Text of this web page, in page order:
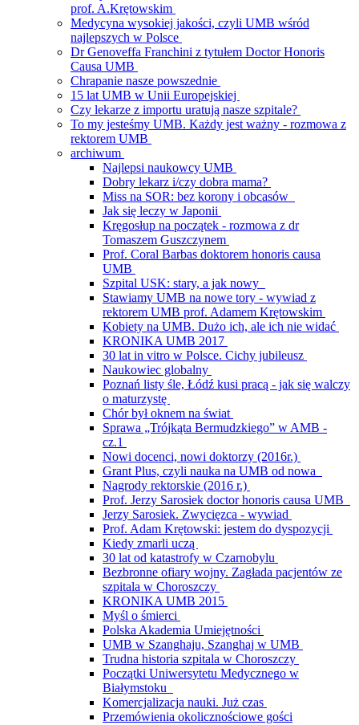
prof. A.Krętowskim
Medycyna wysokiej jakości, czyli UMB wśród
najlepszych w Polsce
Dr Genoveffa Franchini z tytułem Doctor Honoris
Causa UMB
Chrapanie nasze powszednie
15 lat UMB w Unii Europejskiej
Czy lekarze z importu uratują nasze szpitale?
To my jesteśmy UMB. Każdy jest ważny - rozmowa z
rektorem UMB
archiwum
Najlepsi naukowcy UMB
Dobry lekarz i/czy dobra mama?
Miss na SOR: bez korony i obcasów
Jak się leczy w Japonii
Kręgosłup na początek - rozmowa z dr
Tomaszem Guszczynem
Prof. Coral Barbas doktorem honoris causa
UMB
Szpital USK: stary, a jak nowy
Stawiamy UMB na nowe tory - wywiad z
rektorem UMB prof. Adamem Krętowskim
Kobiety na UMB. Dużo ich, ale ich nie widać
KRONIKA UMB 2017
30 lat in vitro w Polsce. Cichy jubileusz
Naukowiec globalny
Poznań listy śle, Łódź kusi pracą - jak się walczy
o maturzystę
Chór był oknem na świat
Sprawa „Trójkąta Bermudzkiego” w AMB -
cz.1
Nowi docenci, nowi doktorzy (2016r.)
Grant Plus, czyli nauka na UMB od nowa
Nagrody rektorskie (2016 r.)
Prof. Jerzy Sarosiek doctor honoris causa UMB
Jerzy Sarosiek. Zwycięzca - wywiad
Prof. Adam Krętowski: jestem do dyspozycji
Kiedy zmarli uczą
30 lat od katastrofy w Czarnobylu
Bezbronne ofiary wojny. Zagłada pacjentów ze
szpitala w Choroszczy
KRONIKA UMB 2015
Myśl o śmierci
Polska Akademia Umiejętności
UMB w Szanghaju, Szanghaj w UMB
Trudna historia szpitala w Choroszczy
Początki Uniwersytetu Medycznego w
Białymstoku
Komercjalizacja nauki. Już czas
Przemówienia okolicznościowe gości